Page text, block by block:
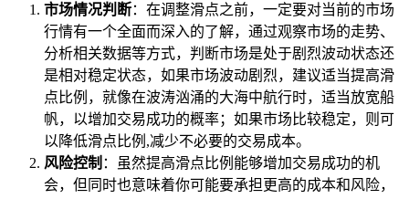
市场情况判断：在调整滑点之前，一定要对当前的市场
行情有一个全面而深入的了解，通过观察市场的走势、
分析相关数据等方式，判断市场是处于剧烈波动状态还
是相对稳定状态，如果市场波动剧烈，建议适当提高滑
点比例，就像在波涛汹涌的大海中航行时，适当放宽船
帆，以增加交易成功的概率；如果市场比较稳定，则可
以降低滑点比例,减少不必要的交易成本。
风险控制 ：虽然提高滑点比例能够增加交易成功的机
会，但同时也意味着你可能要承担更高的成本和风险，